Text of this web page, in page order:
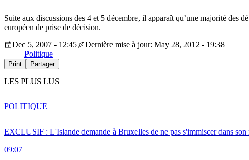
Suite aux discussions des 4 et 5 décembre, il apparaît qu’une majorité des
européen de prise de décision.
Dec 5, 2007 - 12:45
Dernière mise à jour: May 28, 2012 - 19:38
Politique
Print Partager
LES PLUS LUS
EXCLUSIF : L'Islande demande à Bruxelles de ne pas s'immiscer dans
09:07
POLITIQUE